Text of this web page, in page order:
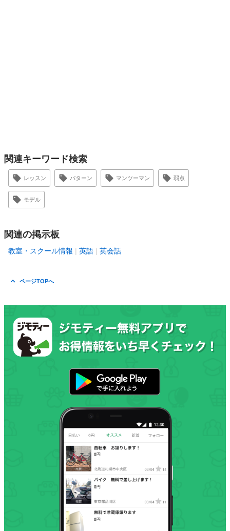
関連キーワード検索
レッスン パターン マンツーマン 弱点
モデル
関連の掲示板
教室・スクール情報 英語 英会話
ページTOPへ